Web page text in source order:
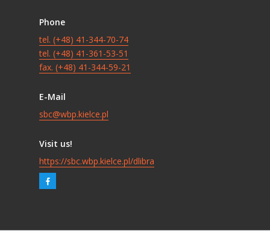
Phone
tel. (+48) 41-344-70-74
tel. (+48) 41-361-53-51
fax. (+48) 41-344-59-21
E-Mail
sbc@wbp.kielce.pl
Visit us!
https://sbc.wbp.kielce.pl/dlibra